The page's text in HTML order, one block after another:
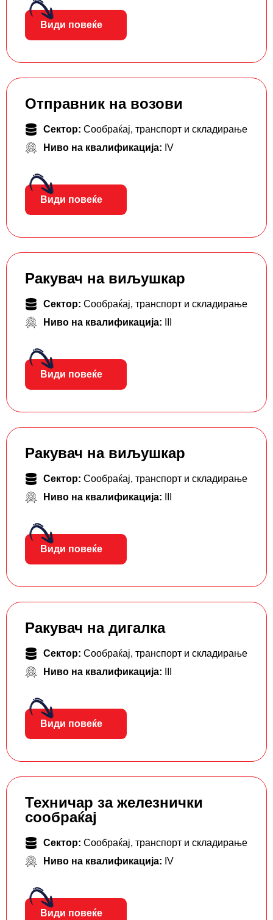
Види повеќе
Отправник на возови
Сектор: Сообраќај, транспорт и складирање
Ниво на квалификација: IV
Види повеќе
Ракувач на виљушкар
Сектор: Сообраќај, транспорт и складирање
Ниво на квалификација:
Види повеќе
Ракувач на виљушкар
Сектор: Сообраќај, транспорт и складирање
Ниво на квалификација:
Види повеќе
Ракувач на дигалка
Сектор: Сообраќај, транспорт и складирање
Ниво на квалификација:
Види повеќе
Техничар за железнички
сообраќај
Сектор: Сообраќај, транспорт и складирање
Ниво на квалификација: IV
Види повеќе